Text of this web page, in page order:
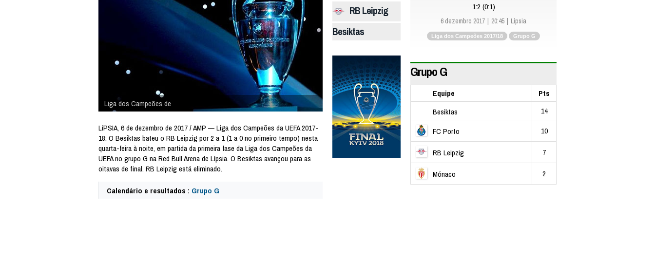
Liga dos Campeões de
LíPSIA, 6 de dezembro de 2017 / AMP — Liga dos Campeões da UEFA 2017-
18: O Besiktas bateu o RB Leipzig por 2 a 1 (1 a 0 no primeiro tempo) nesta
quarta-feira à noite, em partida da primeira fase da Liga dos Campeões da
UEFA no grupo G na Red Bull Arena de Lípsia. O Besiktas avançou para as
oitavas de final. RB Leipzig está eliminado.
Calendário e resultados : Grupo G
RB Leipzig
Besiktas
1:2 (0:1)
6 dezembro 2017 20:45 Lípsia
Liga dos Campeões 2017/18 Grupo G
Grupo G
Equipe
Pts
Besiktas
14
FC Porto 10
RB Leipzig 7
Mónaco 2